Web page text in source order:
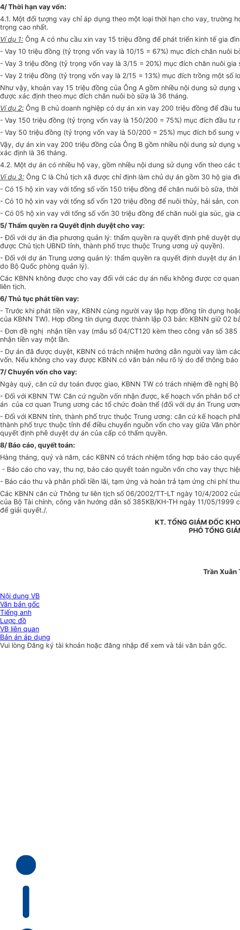
4/ Thời hạn vay vốn:
4.1. Một đối tượng vay chỉ áp dụng theo một loại thời hạn cho vay, trường
trọng cao nhất.
Ví dụ 1: Ông A có nhu cầu xin vay 15 triệu đồng để phát triển kinh tế gia
- Vay 10 triệu đồng (tỷ trọng vốn vay là 10/15 = 67%) mục đích chăn nuôi
- Vay 3 triệu đồng (tỷ trọng vốn vay là 3/15 = 20%) mục đích chăn nuôi
- Vay 2 triệu đồng (tỷ trọng vốn vay là 2/15 = 13%) mục đích trồng một số
Như vậy, khoản vay 15 triệu đồng của Ông A gồm nhiều nội dung sử
được xác định theo mục đích chăn nuôi bò sữa là 36 tháng.
Ví dụ 2: Ông B chủ doanh nghiệp có dự án xin vay 200 triệu đồng để đầu
- Vay 150 triệu đồng (tỷ trọng vốn vay là 150/200 = 75%) mục đích đầu
- Vay 50 triệu đồng (tỷ trọng vốn vay là 50/200 = 25%) mục đích bổ sung
Vậy, dự án xin vay 200 triệu đồng của Ông B gồm nhiều nội dung sử
xác định là 36 tháng.
4.2. Một dự án có nhiều hộ vay, gồm nhiều nội dung sử dụng vốn theo
Ví dụ 3: Ông C là Chủ tịch xã được chỉ định làm chủ dự án gồm 30 hộ gia
- Có 15 hộ xin vay với tổng số vốn 150 triệu đồng để chăn nuôi bò sữa,
- Có 10 hộ xin vay với tổng số vốn 120 triệu đồng để nuôi thủy, hải sản,
- Có 05 hộ xin vay với tổng số vốn 30 triệu đồng để chăn nuôi gia súc,
5/ Thẩm quyền ra Quyết định duyệt cho vay:
- Đối với dự án địa phương quản lý: thẩm quyền ra quyết định phê duyệt
được Chủ tịch UBND tỉnh, thành phố trực thuộc Trung ương uỷ quyền).
- Đối với dự án Trung ương quản lý: thẩm quyền ra quyết định duyệt dự
do Bộ Quốc phòng quản lý).
Các KBNN không được cho vay đối với các dự án nếu không được cơ
liên tịch.
6/ Thủ tục phát tiền vay:
- Trước khi phát tiền vay, KBNN cùng người vay lập hợp đồng tín dụng
của KBNN TW). Hợp đồng tín dụng được thành lập 03 bản: KBNN giữ 02
- Đơn đề nghị nhận tiền vay (mẫu số 04/CT120 kèm theo công văn số
nhận tiền vay một lần.
- Dự án đã được duyệt, KBNN có trách nhiệm hướng dẫn người vay làm
vốn. Nếu không cho vay được KBNN có văn bản nêu rõ lý do để thông
7/ Chuyển vốn cho vay:
Ngày quý, căn cứ dự toán được giao, KBNN TW có trách nhiệm đề nghị
- Đối với KBNN TW: Căn cứ nguồn vốn nhận được, kế hoạch vốn phân
án của cơ quan Trung ương các tổ chức đoàn thể (đối với dự án Trung
- Đối với KBNN tỉnh, thành phố trực thuộc Trung ương: căn cứ kế hoạch
thành phố trực thuộc tỉnh để điều chuyển nguồn vốn cho vay giữa Văn
quyết định phê duyệt dự án của cấp có thẩm quyền.
8/ Báo cáo, quyết toán:
Hàng tháng, quý và năm, các KBNN có trách nhiệm tổng hợp báo cáo
- Báo cáo cho vay, thu nợ, báo cáo quyết toán nguồn vốn cho vay thực
- Báo cáo thu và phân phối tiền lãi, tạm ứng và hoàn trả tạm ứng chi phí
Các KBNN căn cứ Thông tư liên tịch số 06/2002/TT-LT ngày 10/4/2002
của Bộ Tài chính, công văn hướng dẫn số 385KB/KH-TH ngày 11/05/
để giải quyết./.
KT. TỔNG GIÁM ĐỐC
PHÓ TỔNG
Trần Xuân
Nội dung VB
Văn bản gốc
Tiếng anh
Lược đồ
VB liên quan
Bản án áp dụng
Vui lòngĐăng ký tài khoản hoặc đăng nhập để xem và tải văn bản gốc.